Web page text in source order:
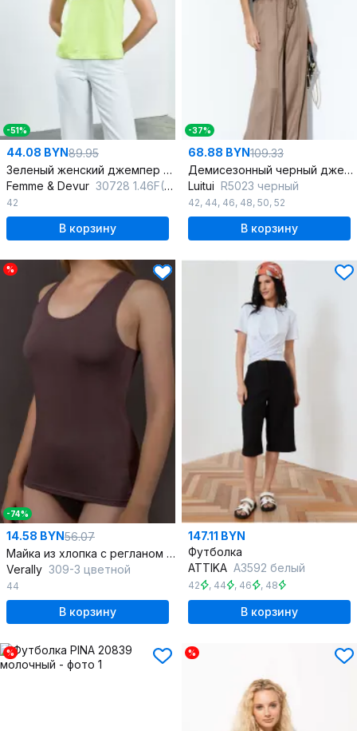
-51%
44.08 BYN89.95
Зеленый женский джемпер без рукавов с вырезом лодочка
Femme & Devur 30728 1.46F(170)
42
В корзину
-37%
68.88 BYN109.33
Демисезонный черный джемпер из трикотажной хлопковой ткани
Luitui R5023 черный
42, 44, 46, 48, 50, 52
В корзину
%
-74%
14.58 BYN56.07
Майка из хлопка с регланом и коротким рукавом Круглогодичная
Verally 309-3 цветной
44
В корзину
147.11 BYN
Футболка
ATTIKA А3592 белый
42 , 44 , 46 , 48
В корзину
% %